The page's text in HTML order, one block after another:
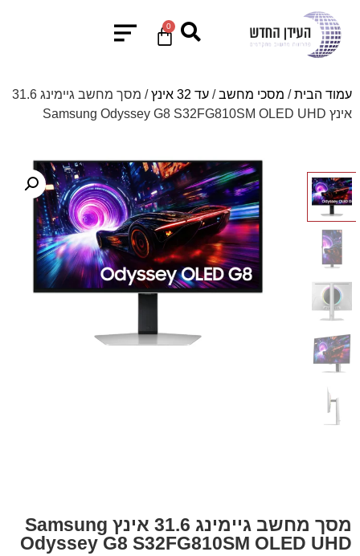
0
עמוד הבית/ מסכי מחשב/ עד 32 אינץ
/ מסך מחשב גיימינג 31.6
אינץ Samsung Odyssey G8 S32FG810SM OLED UHD
מסך מחשב גיימינג 31.6 אינץ Samsung
Odyssey G8 S32FG810SM OLED UHD